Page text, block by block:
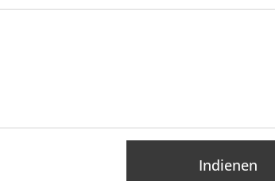
Indienen